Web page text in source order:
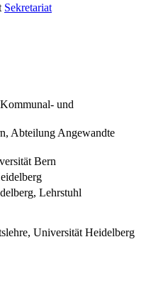
Sekretariat
und
Abteilung Angewandte
Bern
Lehrstuhl
Universität Heidelberg